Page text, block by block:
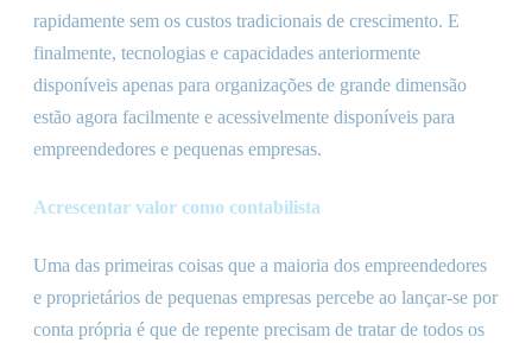
rapidamente sem os custos tradicionais de crescimento. E
finalmente, tecnologias e capacidades anteriormente
disponíveis apenas para organizações de grande dimensão
estão agora facilmente e acessivelmente disponíveis para
empreendedores e pequenas empresas.
Acrescentar valor como contabilista
Uma das primeiras coisas que a maioria dos empreendedores
e proprietários de pequenas empresas percebe ao lançar-se por
conta própria é que de repente precisam de tratar de todos os